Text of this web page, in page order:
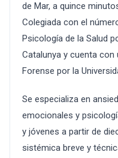
de Mar, a quince
Colegiada con el
Psicología de la Salud
Catalunya y cuenta
Forense por la
Se especializa en
emocionales y
y jóvenes a partir de
sistémica breve y